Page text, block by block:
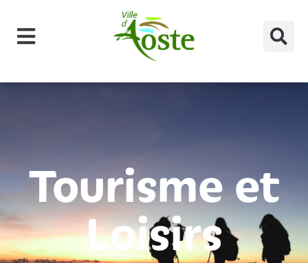
Tourisme et
Loisirs